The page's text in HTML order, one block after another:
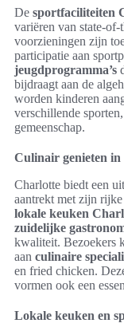
De sportfaciliteiten
variëren van state-
voorzieningen zijn
participatie aan
jeugdprogramma’s
bijdraagt aan de
worden kinderen
verschillende
gemeenschap.
Culinair genieten
Charlotte biedt een
aantrekt met zijn
lokale keuken
zuidelijke
kwaliteit. Bezoekers
aan culinaire
en fried chicken.
vormen ook een
Lokale keuken en